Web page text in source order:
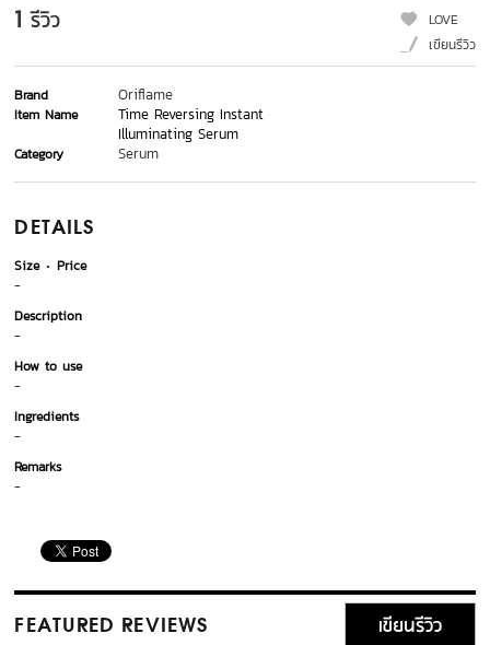
1 รีวิว
LOVE
เขียนรีวิว
Brand Oriflame
Item Name
Time Reversing Instant
Illuminating Serum
Category Serum
DETAILS
Size
Price
-
Description
-
How to use
-
Ingredients
-
Remarks
-
FEATURED REVIEWS เขียนรีวิว